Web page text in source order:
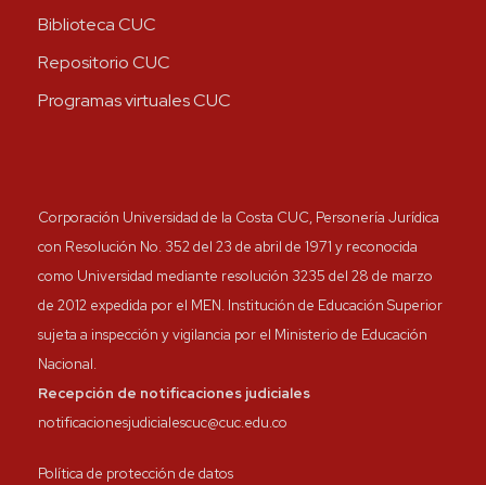
Biblioteca CUC
Repositorio CUC
Programas virtuales CUC
Corporación Universidad de la Costa CUC, Personería Jurídica
con Resolución No. 352 del 23 de abril de 1971 y reconocida
como Universidad mediante resolución 3235 del 28 de marzo
de 2012 expedida por el MEN. Institución de Educación Superior
sujeta a inspección y vigilancia por el Ministerio de Educación
Nacional.
Recepción de notificaciones judiciales
notificacionesjudicialescuc@cuc.edu.co
Política de protección de datos